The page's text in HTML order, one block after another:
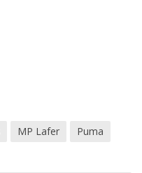
MP Lafer Puma